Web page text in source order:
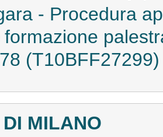
- Procedura
(T10BFF27299)
MILANO